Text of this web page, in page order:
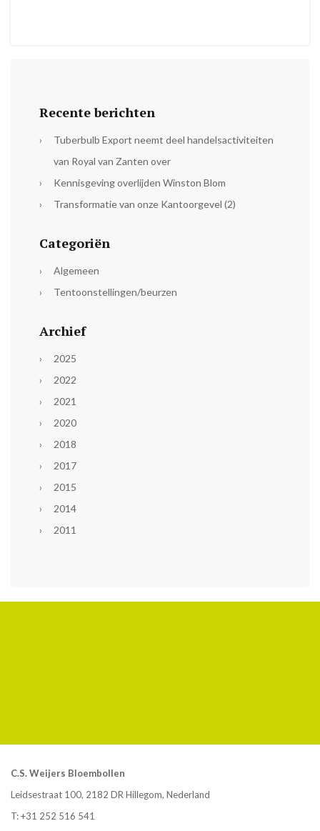
Recente berichten
Tuberbulb Export neemt deel handelsactiviteiten
van Royal van Zanten over
Kennisgeving overlijden Winston Blom
Transformatie van onze Kantoorgevel (2)
Categoriën
Algemeen
Tentoonstellingen/beurzen
Archief
2025
2022
2021
2020
2018
2017
2015
2014
2011
C.S. Weijers Bloembollen
Leidsestraat 100, 2182 DR Hillegom, Nederland
T:+31 252 516 541